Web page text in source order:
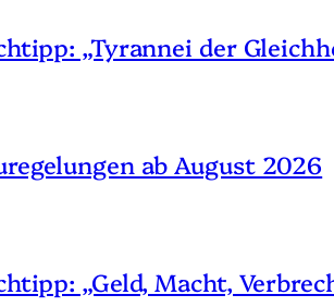
„Tyrannei der
ab August 2026
„Geld, Macht,